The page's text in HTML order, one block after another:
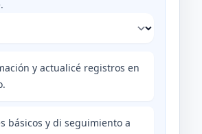
y actualicé registros en
básicos y di seguimiento a